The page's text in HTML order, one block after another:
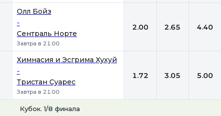
Олл Бойз
-
Сентраль Норте
Завтра в 21:00
2.00 2.65 4.40
Химнасия и Эсгрима Хухуй
-
Тристан Суарес
Завтра в 21:00
1.72 3.05 5.00
Кубок. 1/8 финала